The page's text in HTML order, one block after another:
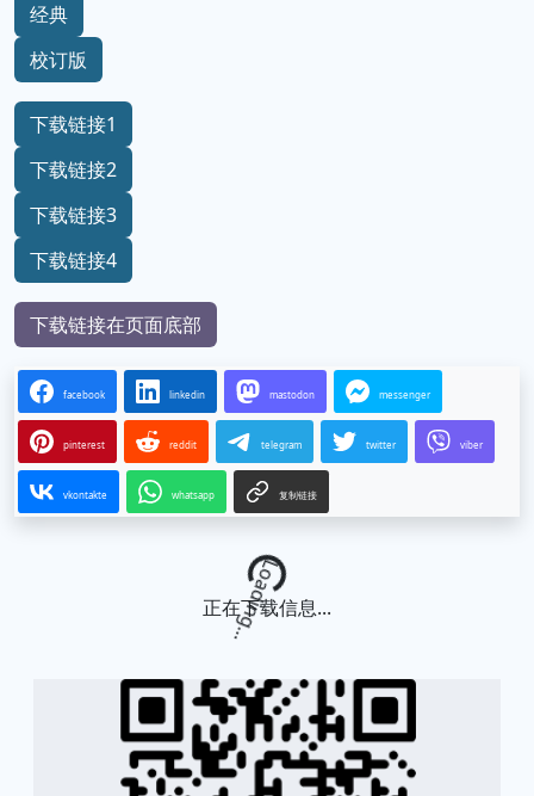
经典
校订版
下载链接1
下载链接2
下载链接3
下载链接4
下载链接在页面底部
facebook linkedin mastodon messenger
pinterest reddit telegram twitter viber
vkontakte whatsapp 复制链接
Loading...
正在下载信息...